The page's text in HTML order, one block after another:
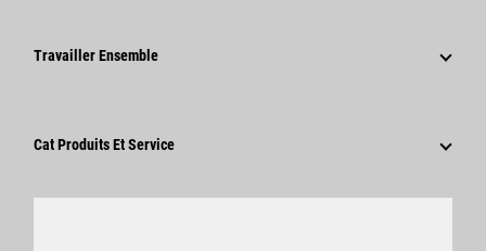
Développement Durable
Sites Dans Le Monde
Réseaux Sociaux
Domaines Professionnels
Postulez Dès À Présent
Travailler Ensemble
Fournisseurs
Cat Produits Et Service